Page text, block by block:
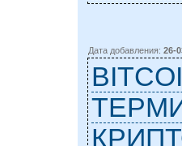
Дата добавления:26-